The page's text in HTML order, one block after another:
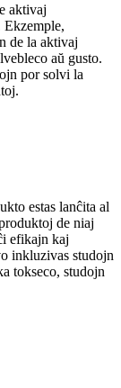
aktivaj
de la aktivaj
aŭ gusto.
por solvi la
estas lanĉita al
de niaj
efikajn kaj
inkluzivas studojn
tokseco, studojn